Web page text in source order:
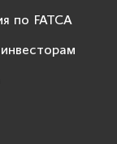
по FATCA